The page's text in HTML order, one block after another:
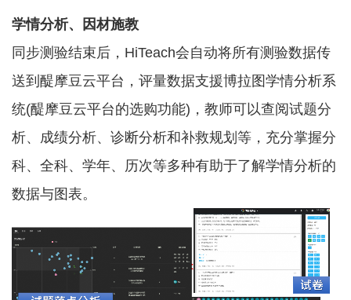
学情分析、因材施教
同步测验结束后，HiTeach会自动将所有测验数据传
送到醍摩豆云平台，评量数据支援博拉图学情分析系
统(醍摩豆云平台的选购功能)，教师可以查阅试题分
析、成绩分析、诊断分析和补救规划等，充分掌握分
科、全科、学年、历次等多种有助于了解学情分析的
数据与图表。